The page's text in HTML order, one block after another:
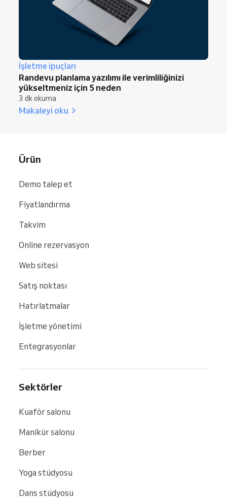
İşletme ipuçları
Randevu planlama yazılımı ile verimliliğinizi
yükseltmeniz için 5 neden
3 dk okuma
Makaleyi oku
Ürün
Demo talep et
Fiyatlandırma
Takvim
Online rezervasyon
Web sitesi
Satış noktası
Hatırlatmalar
İşletme yönetimi
Entegrasyonlar
Sektörler
Kuaför salonu
Manikür salonu
Berber
Yoga stüdyosu
Dans stüdyosu